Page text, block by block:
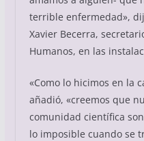
terrible enfermedad»,
Xavier Becerra,
Humanos, en las
«Como lo hicimos en la
añadió, «creemos que
comunidad científica
lo imposible cuando se